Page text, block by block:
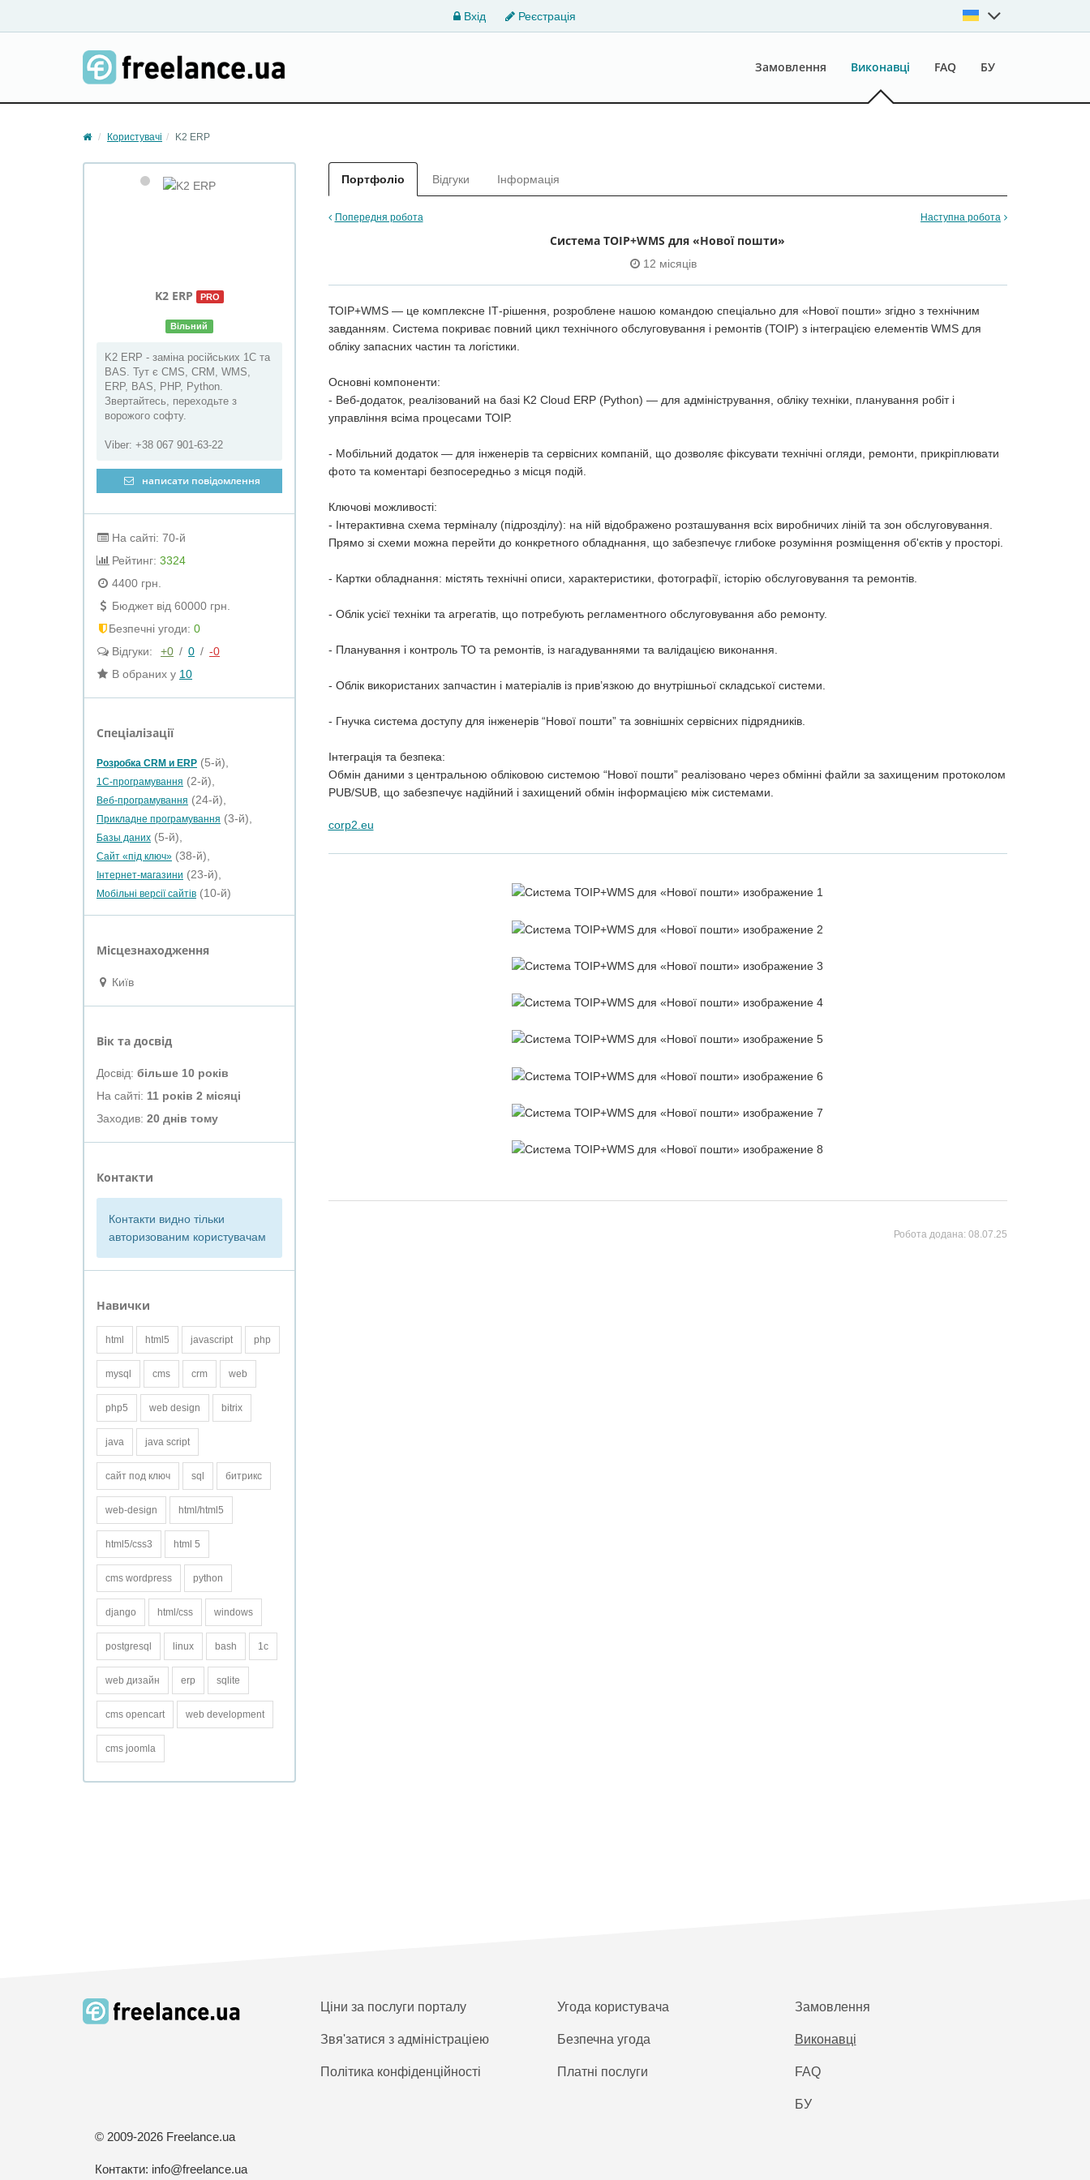
Вхід Реєстрація
Замовлення Виконавці FAQ БУ
Користувачі K2 ERP
K2 ERP PRO
Вільний
K2 ERP - заміна російських 1С та
BAS. Тут є CMS, CRM, WMS,
ERP, BAS, PHP, Python.
Звертайтесь, переходьте з
ворожого софту.
Viber: +38 067 901-63-22
написати повідомлення
На сайті: 70-й
Рейтинг: 3324
4400 грн.
Бюджет від 60000 грн.
Безпечні угоди: 0
Відгуки:
+0 / 0 / -0
В обраних у 10
Спеціалізації
Розробка CRM и ERP (5-й),
1С-програмування (2-й),
Веб-програмування (24-й),
Прикладне програмування (3-й),
Базы даних (5-й),
Сайт «під ключ» (38-й),
Інтернет-магазини (23-й),
Мобільні версії сайтів (10-й)
Місцезнаходження
Київ
Вік та досвід
Досвід: більше 10 років
На сайті: 11 років 2 місяці
Заходив: 20 днів тому
Контакти
Контакти видно тільки
авторизованим користувачам
Навички
html html5 javascript php
mysql cms crm web
php5 web design bitrix
java java script
сайт под ключ sql битрикс
web-design html/html5
html5/css3 html 5
cms wordpress python
django html/css windows
postgresql linux bash 1с
web дизайн erp sqlite
cms opencart web development
cms joomla
Портфоліо Відгуки Інформація
Попередня робота Наступна робота
Система ТОІР+WMS для «Нової пошти»
12 місяців
ТОІР+WMS — це комплексне ІТ-рішення, розроблене нашою командою спеціально для «Нової пошти» згідно з технічним
завданням. Система покриває повний цикл технічного обслуговування і ремонтів (ТОІР) з інтеграцією елементів WMS для
обліку запасних частин та логістики.
Основні компоненти:
- Веб-додаток, реалізований на базі K2 Cloud ERP (Python) — для адміністрування, обліку техніки, планування робіт і
управління всіма процесами ТОІР.
- Мобільний додаток — для інженерів та сервісних компаній, що дозволяє фіксувати технічні огляди, ремонти, прикріплювати
фото та коментарі безпосередньо з місця подій.
Ключові можливості:
- Інтерактивна схема терміналу (підрозділу): на ній відображено розташування всіх виробничих ліній та зон обслуговування.
Прямо зі схеми можна перейти до конкретного обладнання, що забезпечує глибоке розуміння розміщення об'єктів у просторі.
- Картки обладнання: містять технічні описи, характеристики, фотографії, історію обслуговування та ремонтів.
- Облік усієї техніки та агрегатів, що потребують регламентного обслуговування або ремонту.
- Планування і контроль ТО та ремонтів, із нагадуваннями та валідацією виконання.
- Облік використаних запчастин і матеріалів із прив’язкою до внутрішньої складської системи.
- Гнучка система доступу для інженерів “Нової пошти” та зовнішніх сервісних підрядників.
Інтеграція та безпека:
Обмін даними з центральною обліковою системою “Нової пошти” реалізовано через обмінні файли за захищеним протоколом
PUB/SUB, що забезпечує надійний і захищений обмін інформацією між системами.
corp2.eu
Робота додана: 08.07.25
Ціни за послуги порталу
Звя'затися з адміністраціею
Політика конфіденційності
Угода користувача
Безпечна угода
Платнi послуги
Замовлення
Виконавці
FAQ
БУ
© 2009-2026 Freelance.ua
Контакти: info@freelance.ua